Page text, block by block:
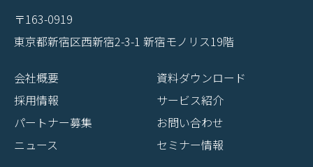
〒163-0919
東京都新宿区西新宿2-3-1 新宿モノリス19階
会社概要
資料ダウンロード
採用情報
サービス紹介
パートナー募集
お問い合わせ
ニュース
セミナー情報